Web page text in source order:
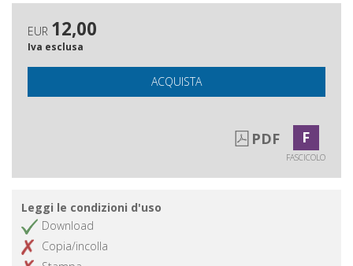
EUR 12,00
Iva esclusa
ACQUISTA
PDF F
FASCICOLO
Leggi le condizioni d'uso
Download
Copia/incolla